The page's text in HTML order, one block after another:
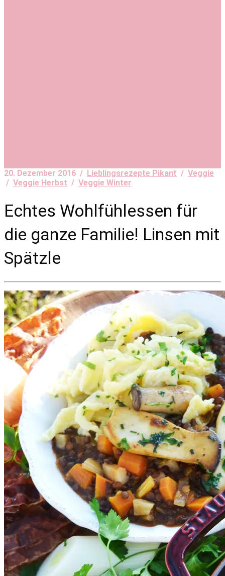
20. Dezember 2016 / Lieblingsrezepte Pikant / Veggie
/ Veggie Herbst / Veggie Winter
Echtes Wohlfühlessen für
die ganze Familie! Linsen mit
Spätzle